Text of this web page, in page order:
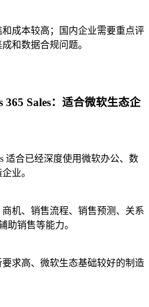
成本较高；国内企业需要重点评
和数据合规问题。
Sales：适合微软生态企
适合已经深度使用微软办公、数
业。
机、销售流程、销售预测、关系
助销售等能力。
求高、微软生态基础较好的制造